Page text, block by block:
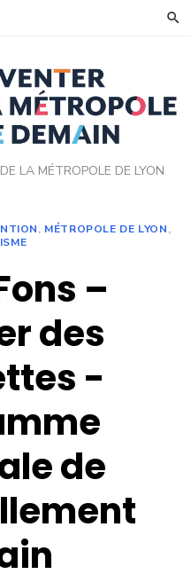
LA MÉTROPOLE DE LYON
, MÉTROPOLE DE LYON,
–
des
-
de